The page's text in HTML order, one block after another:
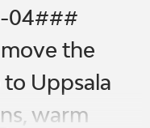
04###
the
Uppsala
warm